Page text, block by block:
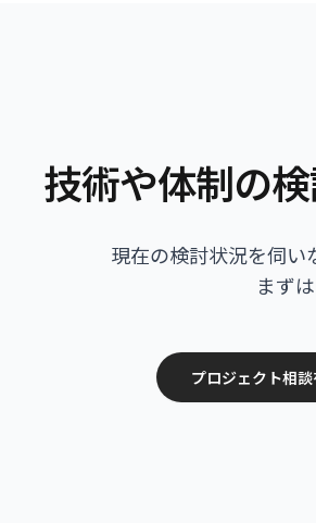
技術や体制の
現在の検討状況を伺い
まず
プロジェクト相談